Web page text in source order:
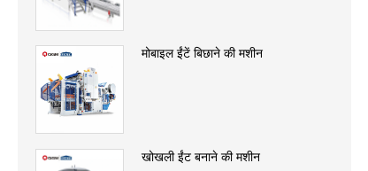
मोबाइल ईंटें बिछाने की मशीन
खोखली ईंट बनाने की मशीन